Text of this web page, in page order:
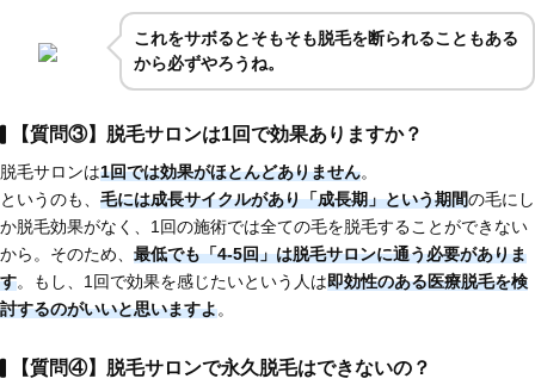
これをサボるとそもそも脱毛を断られることもある
から必ずやろうね。
【質問③】脱毛サロンは1回で効果ありますか？
脱毛サロンは1回では効果がほとんどありません。
というのも、 毛には成長サイクルがあり「成長期」という期間の毛にし
か脱毛効果がなく、1回の施術では全ての毛を脱毛することができない
から。そのため、 最低でも「4-5回」は脱毛サロンに通う必要がありま
す。もし、1回で効果を感じたいという人は即効性のある医療脱毛を検
討するのがいいと思いますよ。
【質問④】脱毛サロンで永久脱毛はできないの？